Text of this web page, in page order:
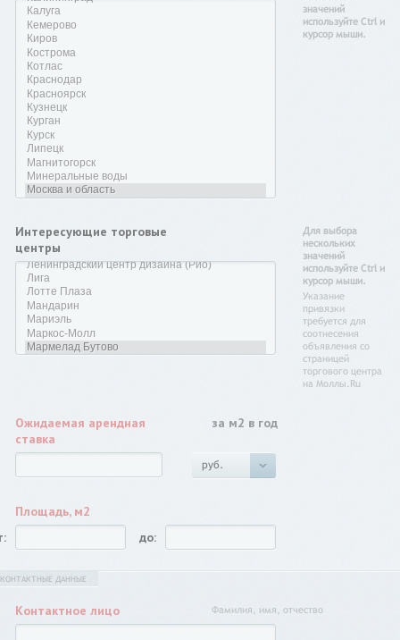
значений
используйте Ctrl и
курсор мыши.
Интересующие торговые
центры
Для выбора
нескольких
значений
используйте Ctrl и
курсор мыши.
Указание
привязки
требуется для
соотнесения
объявления со
страницей
торгового центра
на Моллы.Ru
Ожидаемая арендная
ставка
руб.
за м2 в год
Площадь, м2
до:
КОНТАКТНЫЕ ДАННЫЕ
Контактное лицо Фамилия, имя, отчество